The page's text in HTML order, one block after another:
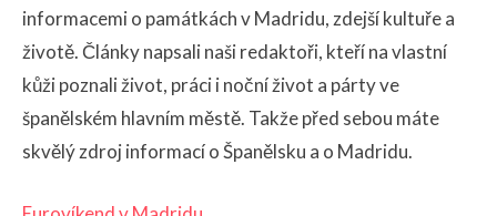
informacemi o památkách v Madridu, zdejší kultuře a
životě. Články napsali naši redaktoři, kteří na vlastní
kůži poznali život, práci i noční život a párty ve
španělském hlavním městě. Takže před sebou máte
skvělý zdroj informací o Španělsku a o Madridu.